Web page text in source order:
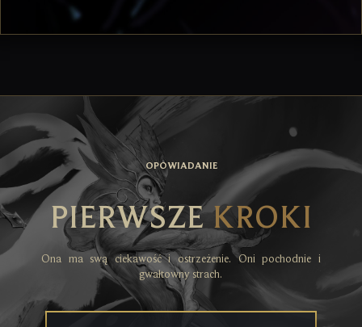
OPOWIADANIE
PIERWSZE KROKI
Ona ma swą ciekawość i ostrzeżenie. Oni pochodnie i
gwałtowny strach.